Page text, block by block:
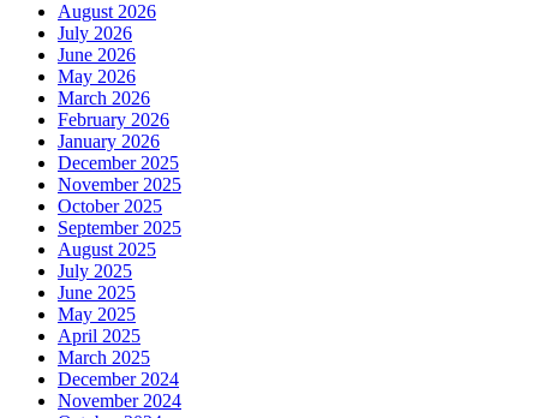
August 2026
July 2026
June 2026
May 2026
March 2026
February 2026
January 2026
December 2025
November 2025
October 2025
September 2025
August 2025
July 2025
June 2025
May 2025
April 2025
March 2025
December 2024
November 2024